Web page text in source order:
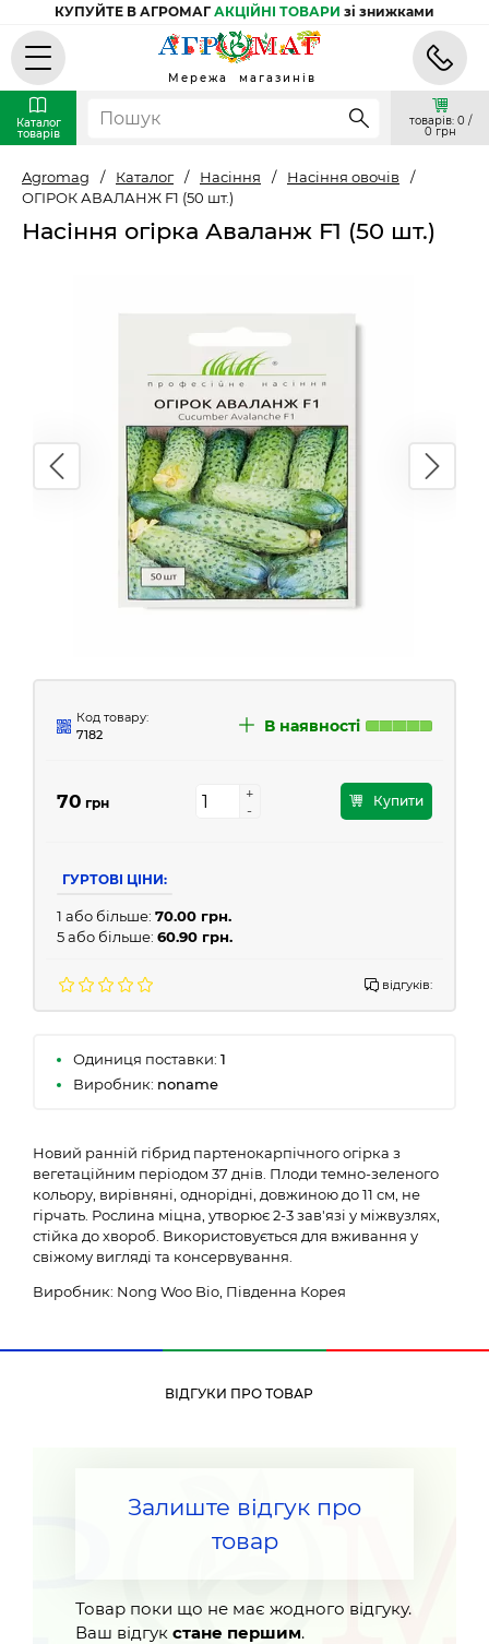
КУПУЙТЕ В АГРОМАГ АКЦІЙНІ ТОВАРИ зі знижками
Мережа магазинів
Каталог
товарів
товарів: 0 /
0 грн
Agromag / Каталог / Насіння / Насіння овочів
/
ОГІРОК АВАЛАНЖ F1 (50 шт.)
Насіння огірка Аваланж F1 (50 шт.)
Код товару:
7182
В наявності
70 грн
+
-
+
-
Купити
ГУРТОВІ ЦІНИ:
1 або більше: 70.00 грн.
5 або більше: 60.90 грн.
відгуків:
Одиниця поставки: 1
Виробник: noname
Новий ранній гібрид партенокарпічного огірка з
вегетаційним періодом 37 днів. Плоди темно-зеленого
кольору, вирівняні, однорідні, довжиною до 11 см, не
гірчать. Рослина міцна, утворює 2-3 зав'язі у міжвузлях,
стійка до хвороб. Використовується для вживання у
свіжому вигляді та консервування.
Виробник: Nong Woo Bio, Південна Корея
ВІДГУКИ ПРО ТОВАР
Залиште відгук про
товар
Товар поки що не має жодного відгуку.
Ваш відгук стане першим.